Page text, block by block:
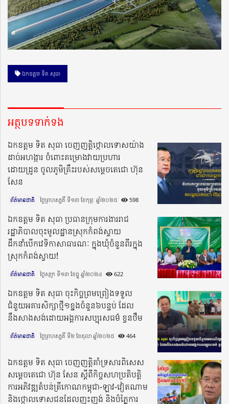
ឯកឧត្តម ទិត សុធា
អត្ថបទទាក់ទង
ឯកឧត្តម ទិត សុធា ចេញញត្តិថ្កោលទោសយ៉ាង
ដាច់អហង្ការ ចំពោះគម្រោងវាយប្រហារ
ដោយដ្រូន ចូលភូមិគ្រឹះរបស់សម្តេចតេជោ ហ៊ុន
សែន
ព័ត៌មានជាតិ ថ្ងៃព្រហស្បតិ៍ ទី១៣ ខែកុម្ភៈ ឆ្នាំ២០២៥​ 598
ឯកឧត្តម ទិត សុធា ប្រធានក្រុមការងាររាជ
រដ្ឋាភិបាលចុះមូលដ្ឋានស្រុកកំពង់ស្វាយ
ដឹកនាំបើកវេទិកាសាធារណៈ ក្នុងឃុំចំនួនពីរក្នុង
ស្រុកកំពង់ស្វាយ!
ព័ត៌មានជាតិ ថ្ងៃសុក្រ ទី១៣ ខែធ្នូ ឆ្នាំ២០២៤​ 622
ឯកឧត្តម ទិត សុធា ចុះកិច្ចព្រមព្រៀងទទួល
ជំនួយអគារសិក្សាថ្មី១ខ្នងចំនួន៦បន្ទប់ ដែល
នឹងសាងសង់ដោយអង្គការសប្បុរសធម៌ ខ្វនថឹម
ព័ត៌មានជាតិ ថ្ងៃព្រហស្បតិ៍ ទី២ ខែតុលា ឆ្នាំ២០២៥​ 464
ឯកឧត្តម ទិត សុធា ចេញញត្តិគាំទ្រសារពិសេស
សម្តេចតេជោ ហ៊ុន សែន ស្តីពីកិច្ចសហប្រតិបត្តិ
ការអភិវឌ្ឍតំបន់ត្រីកោណកម្ពុជា-ឡាវ-វៀតណាម
និងថ្កោលទោសជនដែលញុះញង់ និងបំភ្លៃការ